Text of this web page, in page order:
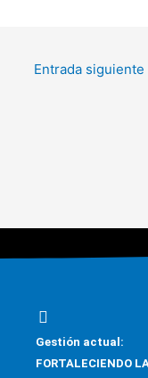
Entrada siguiente
Gestión actual:
FORTALECIENDO